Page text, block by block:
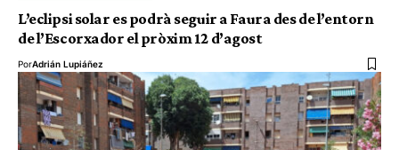
L’eclipsi solar es podrà seguir a Faura des de l’entorn
de l’Escorxador el pròxim 12 d’agost
PorAdrián Lupiáñez